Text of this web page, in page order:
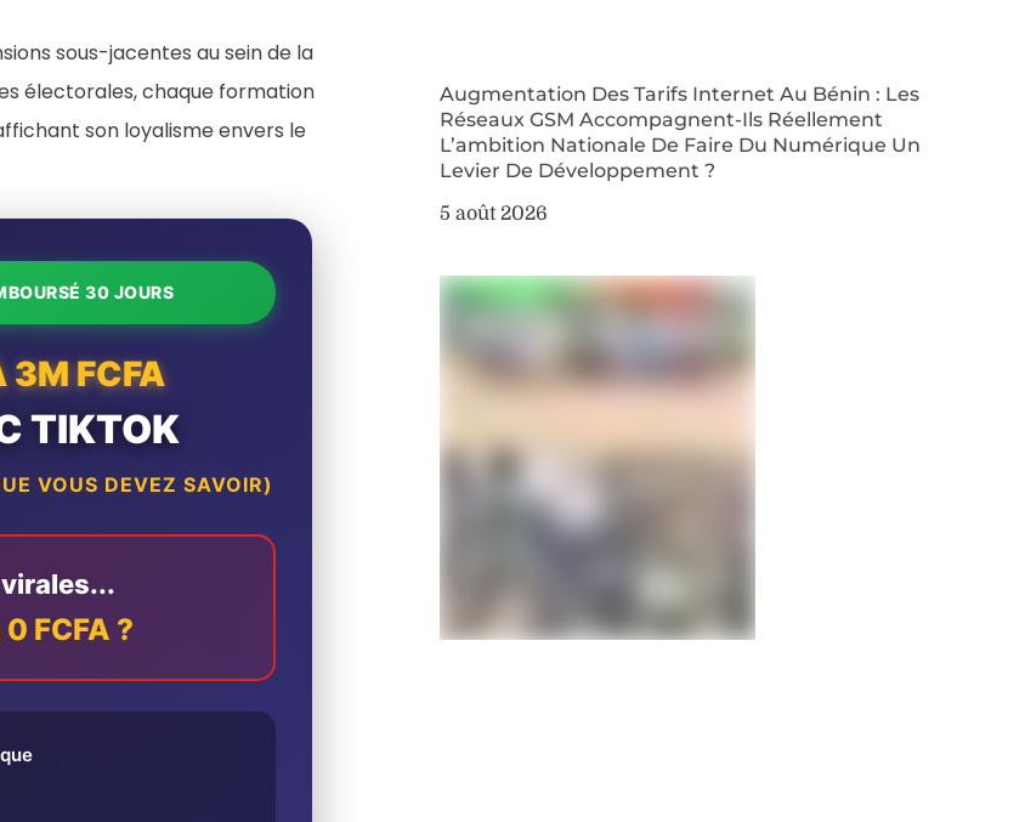
sous-jacentes au sein de la
électorales, chaque formation
son loyalisme envers le
30 JOURS
3M FCFA
TIKTOK
VOUS DEVEZ SAVOIR)
FCFA ?
Augmentation Des Tarifs Internet Au Bénin : Les
Réseaux GSM Accompagnent-Ils Réellement
L’ambition Nationale De Faire Du Numérique Un
Levier De Développement ?
5 août 2026